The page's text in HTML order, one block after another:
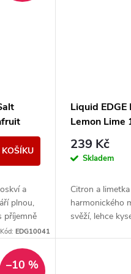
a
plnou,
příjemně
Kód: EDG10041
Liquid EDGE
Lemon Lime
239 Kč
Skladem
Citron a
harmonického
svěží, lehce
–10 %